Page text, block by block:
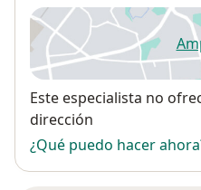
Disponibilidad
Este especialista no
dirección
¿Qué puedo hacer